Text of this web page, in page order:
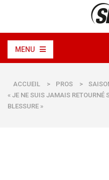
MENU
ACCUEIL > PROS >
« JE NE SUIS JAMAIS RETOURNÉ
BLESSURE »